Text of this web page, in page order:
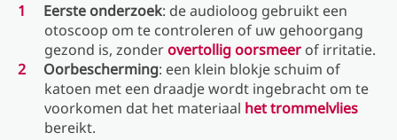
Eerste onderzoek: de audioloog gebruikt een
otoscoop om te controleren of uw gehoorgang
gezond is, zonderovertollig oorsmeer of irritatie.
Oorbescherming: een klein blokje schuim of
katoen met een draadje wordt ingebracht om te
voorkomen dat het materiaal het trommelvlies
bereikt.